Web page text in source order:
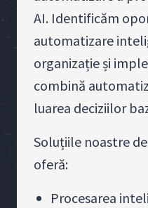
AI. Identificăm
automatizare
organizație și
combină
luarea deciziilor
Soluțiile noastre
oferă:
Procesarea